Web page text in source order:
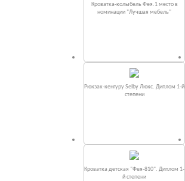
Кроватка-колыбель Фея.1 место в
номинации "Лучшая мебель"
Рюкзак-кенгуру Selby Люкс. Диплом 1-й
степени
Кроватка детская "Фея-810". Диплом 1-
й степени